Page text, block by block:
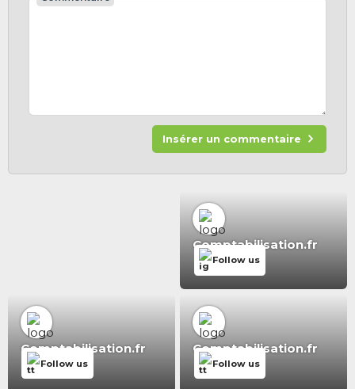
Insérer un commentaire
Comptabilisation.fr
Follow us
Comptabilisation.fr
Follow us
Comptabilisation.fr
Follow us